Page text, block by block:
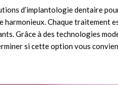
d’implantologiedentaire
Chaque traitement
. Grâce à des technologies
si cette option vous